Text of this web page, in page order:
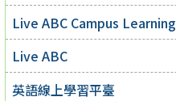
Live ABC Campus Learning
Live ABC
英語線上學習平臺